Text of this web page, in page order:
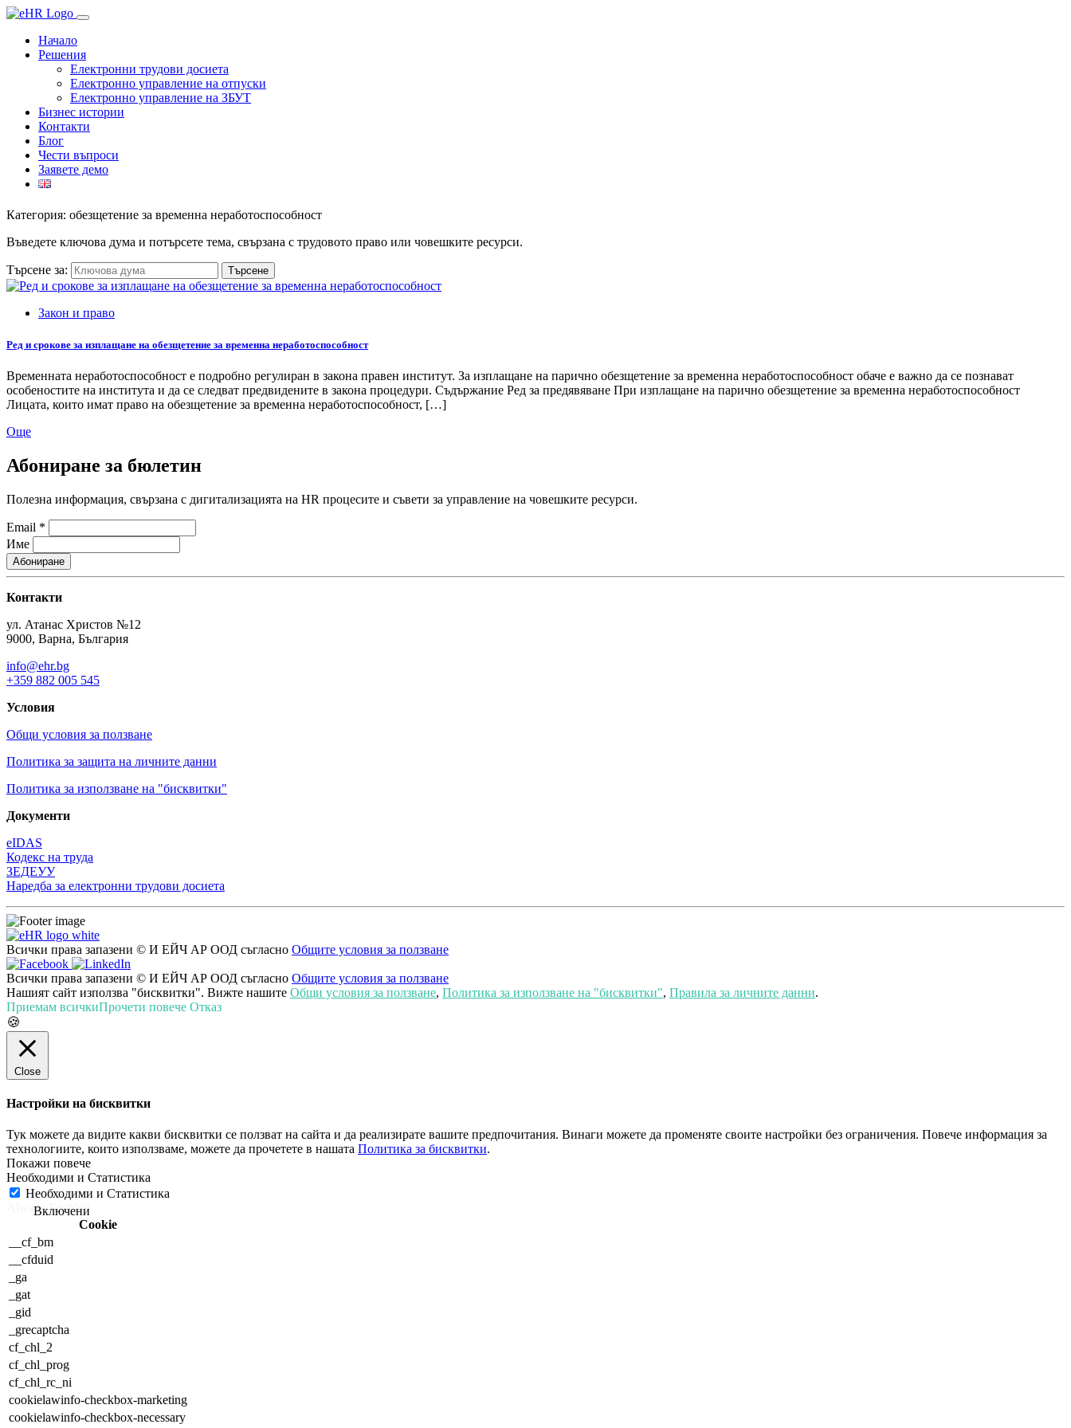
Начало
Решения
Електронни трудови досиета
Електронно управление на отпуски
Електронно управление на ЗБУТ
Бизнес истории
Контакти
Блог
Чести въпроси
Заявете демо
Категория: обезщетение за временна неработоспособност
Въведете ключова дума и потърсете тема, свързана с трудовото право или човешките ресурси.
Търсене за:
Закон и право
Ред и срокове за изплащане на обезщетение за временна неработоспособност
Временната неработоспособност е подробно регулиран в закона правен институт. За изплащане на парично обезщетение за временна неработоспособност обаче е важно да се познават
особеностите на института и да се следват предвидените в закона процедури. Съдържание Ред за предявяване При изплащане на парично обезщетение за временна неработоспособност
Лицата, които имат право на обезщетение за временна неработоспособност, […]
Още
Абониране за бюлетин
Полезна информация, свързана с дигитализацията на HR процесите и съвети за управление на човешките ресурси.
Email *
Име
Контакти
ул. Атанас Христов №12
9000, Варна, България
info@ehr.bg
+359 882 005 545
Условия
Общи условия за ползване
Политика за защита на личните данни
Политика за използване на "бисквитки"
Документи
eIDAS
Кодекс на труда
ЗЕДЕУУ
Наредба за електронни трудови досиета
Всички права запазени © И ЕЙЧ АР ООД съгласно Общите условия за ползване
Всички права запазени © И ЕЙЧ АР ООД съгласно Общите условия за ползване
Нашият сайт използва "бисквитки". Вижте нашите Общи условия за ползване, Политика за използване на "бисквитки", Правила за личните данни.
Приемам всичкиПрочети повече Отказ
🍪
Close
Настройки на бисквитки
Тук можете да видите какви бисквитки се ползват на сайта и да реализирате вашите предпочитания. Винаги можете да променяте своите настройки без ограничения. Повече информация за
технологиите, които използваме, можете да прочетете в нашата Политика за бисквитки.
Необходими и Статистика
Необходими и Статистика
Always Enabled
Cookie
__cf_bm
__cfduid
_ga
_gat
_gid
_grecaptcha
cf_chl_2
cf_chl_prog
cf_chl_rc_ni
cookielawinfo-checkbox-marketing
cookielawinfo-checkbox-necessary